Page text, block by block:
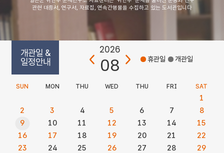
관련 대중서, 연구서, 자료집, 연속간행물을 수집하고 있는 도서관입니다
개관일 &
일정안내
2026
08 휴관일 개관일
SUN MON THU WED THU FRI SAT
1
2
3 4 5 6 7
8
9
10 11 12 13 14
15
16
17 18 19 20 21
22
23
24 25 26 27 28
29